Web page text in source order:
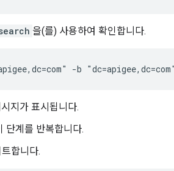
을(를) 사용하여 확인합니다.
-b
지가 표시됩니다.
단계를 반복합니다.
합니다.